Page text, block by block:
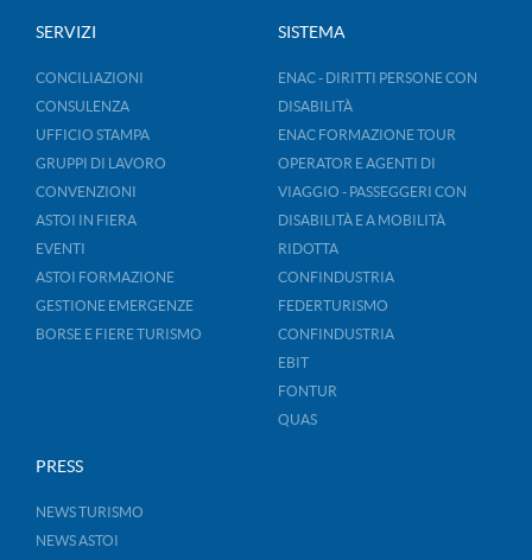
SERVIZI
CONCILIAZIONI
CONSULENZA
UFFICIO STAMPA
GRUPPI DI LAVORO
CONVENZIONI
ASTOI IN FIERA
EVENTI
ASTOI FORMAZIONE
GESTIONE EMERGENZE
BORSE E FIERE TURISMO
SISTEMA
ENAC - DIRITTI PERSONE CON
DISABILITÀ
ENAC FORMAZIONE TOUR
OPERATOR E AGENTI DI
VIAGGIO - PASSEGGERI CON
DISABILITÀ E A MOBILITÀ
RIDOTTA
CONFINDUSTRIA
FEDERTURISMO
CONFINDUSTRIA
EBIT
FONTUR
QUAS
PRESS
NEWS TURISMO
NEWS ASTOI